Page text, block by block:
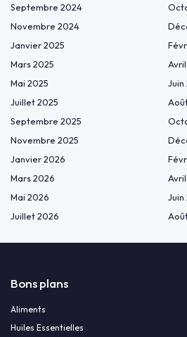
Septembre 2024
Novembre 2024
Janvier 2025
Mars 2025
Mai 2025
Juin
Juillet 2025
Septembre 2025
Novembre 2025
Janvier 2026
Mars 2026
Mai 2026
Juin
Juillet 2026
Bons plans
Aliments
Huiles Essentielles